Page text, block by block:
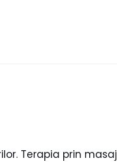
Terapia prin masaj